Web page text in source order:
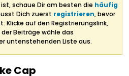
schaue Dir am besten die häufig
Dich zuerst registrieren, bevor
Klicke auf den Registrierungslink,
Beiträge wähle das
untenstehenden Liste aus.
Cap